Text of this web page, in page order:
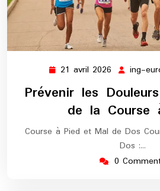
21 avril 2026 21
avril
2026
ing-
Prévenir les
de la Course
Course à Pied et Mal de Dos
Dos :…
0